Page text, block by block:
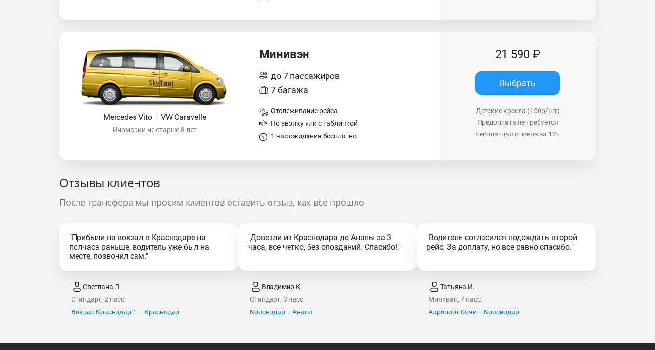
Mercedes Vito | VW Caravelle
Иномарки не старше 8 лет
Минивэн
до 7 пассажиров
7 багажа
Отслеживание рейса
По звонку или с табличкой
1 час ожидания бесплатно
21 590 ₽
Выбрать
Детские кресла (150р/шт)
Предоплата не требуется
Бесплатная отмена за 12ч
Отзывы клиентов
После трансфера мы просим клиентов оставить отзыв, как все прошло
"Прибыли на вокзал в Краснодаре на
полчаса раньше, водитель уже был на
месте, позвонил сам."
Светлана Л.
Стандарт, 2 пасс.
Вокзал Краснодар-1 – Краснодар
"Довезли из Краснодара до Анапы за 3
часа, все четко, без опозданий. Спасибо!"
Владимир К.
Стандарт, 3 пасс.
Краснодар – Анапа
"Водитель согласился подождать второй
рейс. За доплату, но все равно спасибо."
Татьяна И.
Минивэн, 7 пасс.
Аэропорт Сочи – Краснодар